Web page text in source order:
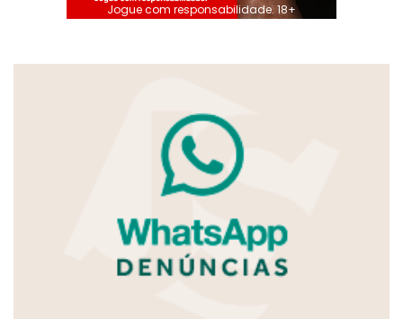
Jogue com responsabilidade. 18+